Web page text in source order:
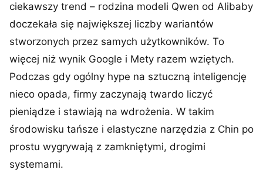
ciekawszy trend – rodzina modeli Qwen od Alibaby
doczekała się największej liczby wariantów
stworzonych przez samych użytkowników. To
więcej niż wynik Google i Mety razem wziętych.
Podczas gdy ogólny hype na sztuczną inteligencję
nieco opada, firmy zaczynają twardo liczyć
pieniądze i stawiają na wdrożenia. W takim
środowisku tańsze i elastyczne narzędzia z Chin po
prostu wygrywają z zamkniętymi, drogimi
systemami.